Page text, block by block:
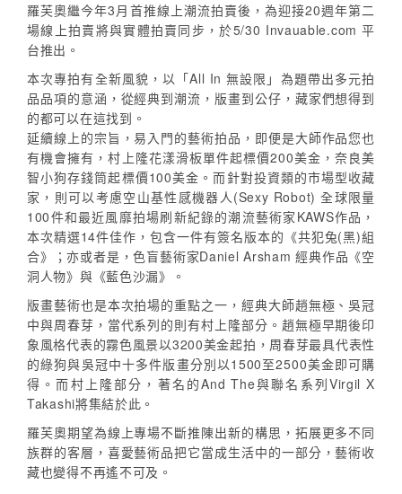
羅芙奧繼今年3月首推線上潮流拍賣後，為迎接20週年第二
場線上拍賣將與實體拍賣同步，於5/30 Invauable.com 平
台推出。
本次專拍有全新風貌，以「All In 無設限」為題帶出多元拍
品品項的意涵，從經典到潮流，版畫到公仔，藏家們想得到
的都可以在這找到。
延續線上的宗旨，易入門的藝術拍品，即便是大師作品您也
有機會擁有，村上隆花漾滑板單件起標價200美金，奈良美
智小狗存錢筒起標價100美金。而針對投資類的市場型收藏
家，則可以考慮空山基性感機器人(Sexy Robot) 全球限量
100件和最近風靡拍場刷新紀錄的潮流藝術家KAWS作品，
本次精選14件佳作，包含一件有簽名版本的《共犯兔(黑)組
合》；亦或者是，色盲藝術家Daniel Arsham 經典作品《空
洞人物》與《藍色沙漏》。
版畫藝術也是本次拍場的重點之一，經典大師趙無極、吳冠
中與周春芽，當代系列的則有村上隆部分。趙無極早期後印
象風格代表的霧色風景以3200美金起拍，周春芽最具代表性
的綠狗與吳冠中十多件版畫分別以1500至2500美金即可購
得。而村上隆部分，著名的And The與聯名系列Virgil X
Takashi將集結於此。
羅芙奧期望為線上專場不斷推陳出新的構思，拓展更多不同
族群的客層，喜愛藝術品把它當成生活中的一部分，藝術收
藏也變得不再遙不可及。